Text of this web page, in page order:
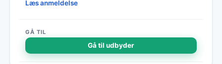
Læs anmeldelse
Gå til udbyder